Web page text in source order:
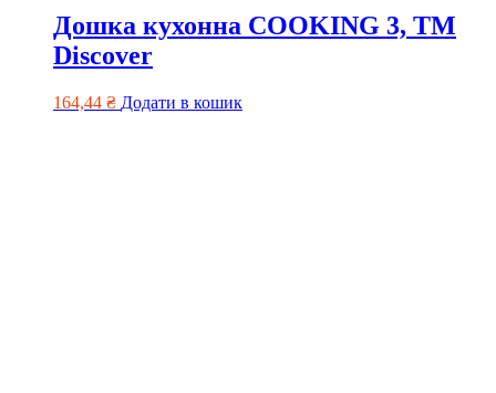
Дошка кухонна COOKING 3, TM
Discover
164,44 ₴ Додати в кошик